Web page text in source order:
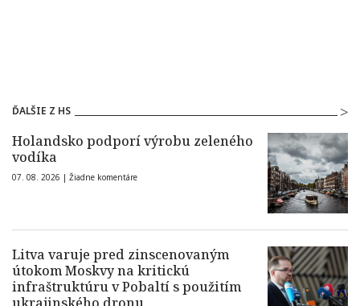
ĎALŠIE Z HS
Holandsko podporí výrobu zeleného
vodíka
07. 08. 2026 | Žiadne komentáre
Litva varuje pred zinscenovaným
útokom Moskvy na kritickú
infraštruktúru v Pobaltí s použitím